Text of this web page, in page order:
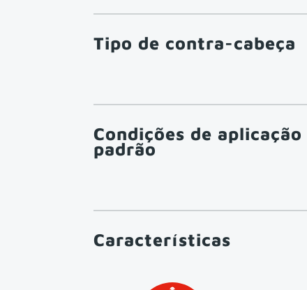
Tipo de contra-cabeça
Condições de aplicação
padrão
Características